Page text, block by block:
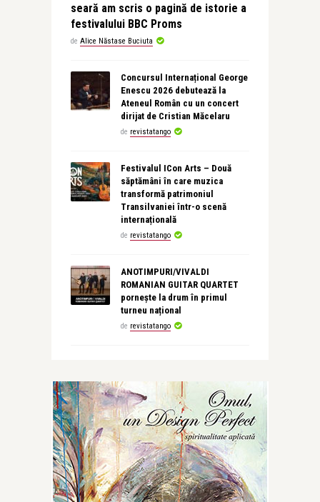
seară am scris o pagină de istorie a
festivalului BBC Proms
de Alice Năstase Buciuta
Concursul Internațional George
Enescu 2026 debutează la
Ateneul Român cu un concert
dirijat de Cristian Măcelaru
de revistatango
Festivalul ICon Arts – Două
săptămâni în care muzica
transformă patrimoniul
Transilvaniei într-o scenă
internațională
de revistatango
ANOTIMPURI/VIVALDI
ROMANIAN GUITAR QUARTET
pornește la drum în primul
turneu național
de revistatango